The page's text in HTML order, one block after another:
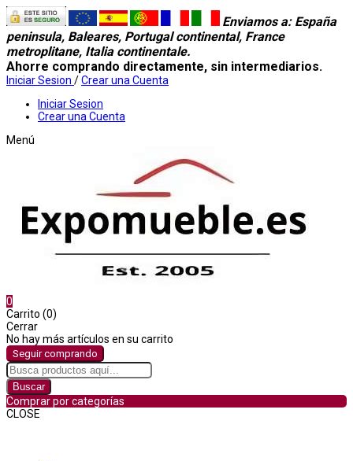
Enviamos a: España
peninsula, Baleares, Portugal continental, France
metroplitane, Italia continentale.
Ahorre comprando directamente, sin intermediarios.
Iniciar Sesion /Crear una Cuenta
Iniciar Sesion
Crear una Cuenta
Menú
0
Carrito (0)
Cerrar
No hay más artículos en su carrito
Seguir comprando
Buscar
Comprar por categorías
CLOSE